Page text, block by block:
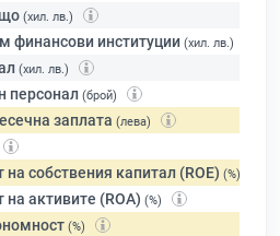
(хил. лв.)
финансови институции (хил. лв.)
(хил. лв.)
персонал (брой)
заплата (лева)
собствения капитал (ROE) (%)
активите (ROA) (%)
(%)